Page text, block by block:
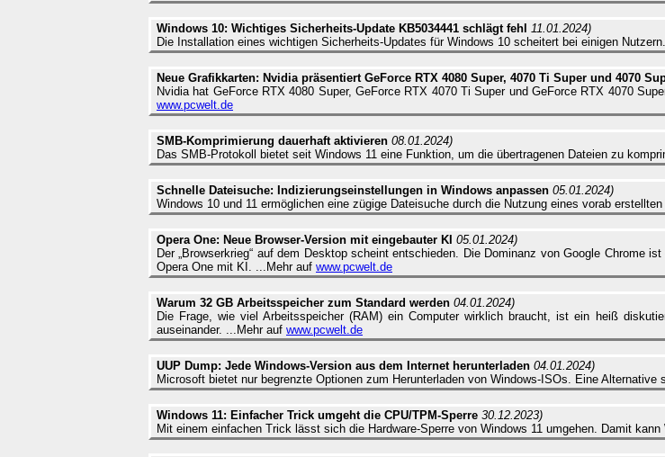
Windows 10: Wichtiges Sicherheits-Update KB5034441 schlägt fehl 11.01.2024)
Die Installation eines wichtigen Sicherheits-Updates für Windows 10 scheitert bei einigen
Neue Grafikkarten: Nvidia präsentiert GeForce RTX 4080 Super, 4070 Ti Super und 4070
Nvidia hat GeForce RTX 4080 Super, GeForce RTX 4070 Ti Super und GeForce RTX 4070
www.pcwelt.de
SMB-Komprimierung dauerhaft aktivieren 08.01.2024)
Das SMB-Protokoll bietet seit Windows 11 eine Funktion, um die übertragenen Dateien zu
Schnelle Dateisuche: Indizierungseinstellungen in Windows anpassen 05.01.2024)
Windows 10 und 11 ermöglichen eine zügige Dateisuche durch die Nutzung eines vorab
Opera One: Neue Browser-Version mit eingebauter KI 05.01.2024)
Der „Browserkrieg“ auf dem Desktop scheint entschieden. Die Dominanz von Google
Opera One mit KI. ...Mehr auf www.pcwelt.de
Warum 32 GB Arbeitsspeicher zum Standard werden 04.01.2024)
Die Frage, wie viel Arbeitsspeicher (RAM) ein Computer wirklich braucht, ist ein heiß
auseinander. ...Mehr auf www.pcwelt.de
UUP Dump: Jede Windows-Version aus dem Internet herunterladen 04.01.2024)
Microsoft bietet nur begrenzte Optionen zum Herunterladen von Windows-ISOs. Eine
Windows 11: Einfacher Trick umgeht die CPU/TPM-Sperre 30.12.2023)
Mit einem einfachen Trick lässt sich die Hardware-Sperre von Windows 11 umgehen. Damit